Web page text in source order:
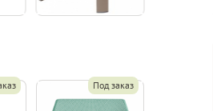
Под заказ